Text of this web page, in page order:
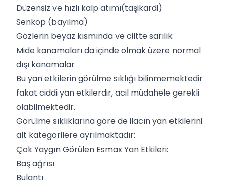
Düzensiz ve hızlı kalp atımı(taşikardi)
Senkop (bayılma)
Gözlerin beyaz kısmında ve ciltte sarılık
Mide kanamaları da içinde olmak üzere normal
dışı kanamalar
Bu yan etkilerin görülme sıklığı bilinmemektedir
fakat ciddi yan etkilerdir, acil müdahele gerekli
olabilmektedir.
Görülme sıklıklarına göre de ilacın yan etkilerini
alt kategorilere ayrılmaktadır:
Çok Yaygın Görülen Esmax Yan Etkileri:
Baş ağrısı
Bulantı